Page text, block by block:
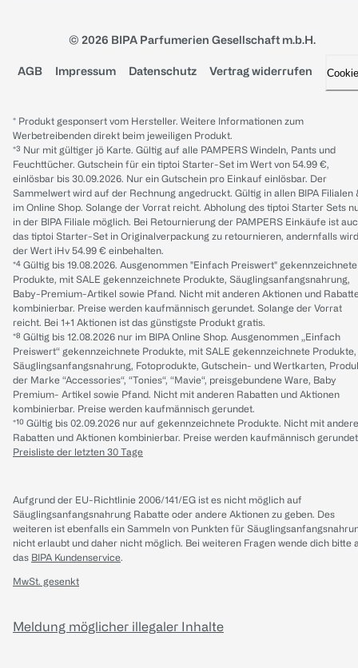
© 2026 BIPA Parfumerien Gesellschaft m.b.H.
AGB Impressum Datenschutz Vertrag widerrufen
* Produkt gesponsert vom Hersteller. Weitere Informationen zum
Werbetreibenden direkt beim jeweiligen Produkt.
*³ Nur mit gültiger jö Karte. Gültig auf alle PAMPERS Windeln, Pants und
Feuchttücher. Gutschein für ein tiptoi Starter-Set im Wert von 54.99 €,
einlösbar bis 30.09.2026. Nur ein Gutschein pro Einkauf einlösbar. Der
Sammelwert wird auf der Rechnung angedruckt. Gültig in allen BIPA Filialen
im Online Shop. Solange der Vorrat reicht. Abholung des tiptoi Starter Sets
in der BIPA Filiale möglich. Bei Retournierung der PAMPERS Einkäufe ist
das tiptoi Starter-Set in Originalverpackung zu retournieren, andernfalls wird
der Wert iHv 54.99 € einbehalten.
*⁴ Gültig bis 19.08.2026. Ausgenommen "Einfach Preiswert" gekennzeichnete
Produkte, mit SALE gekennzeichnete Produkte, Säuglingsanfangsnahrung,
Baby-Premium-Artikel sowie Pfand. Nicht mit anderen Aktionen und
kombinierbar. Preise werden kaufmännisch gerundet. Solange der Vorrat
reicht. Bei 1+1 Aktionen ist das günstigste Produkt gratis.
*⁸ Gültig bis 12.08.2026 nur im BIPA Online Shop. Ausgenommen „Einfach
Preiswert“ gekennzeichnete Produkte, mit SALE gekennzeichnete Produkte,
Säuglingsanfangsnahrung, Fotoprodukte, Gutschein- und Wertkarten,
der Marke “Accessories“, “Tonies“, “Mavie“, preisgebundene Ware, Baby
Premium- Artikel sowie Pfand. Nicht mit anderen Rabatten und Aktionen
kombinierbar. Preise werden kaufmännisch gerundet.
*¹⁰ Gültig bis 02.09.2026 nur auf gekennzeichnete Produkte. Nicht mit
Rabatten und Aktionen kombinierbar. Preise werden kaufmännisch
Preisliste der letzten 30 Tage
Aufgrund der EU-Richtlinie 2006/141/EG ist es nicht möglich auf
Säuglingsanfangsnahrung Rabatte oder andere Aktionen zu geben. Des
weiteren ist ebenfalls ein Sammeln von Punkten für
nicht erlaubt und daher nicht möglich. Bei weiteren Fragen wende dich bitte
das BIPA Kundenservice.
MwSt. gesenkt
Meldung möglicher illegaler Inhalte